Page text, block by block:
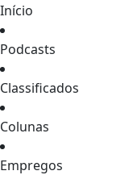
Início
Podcasts
Classificados
Colunas
Empregos